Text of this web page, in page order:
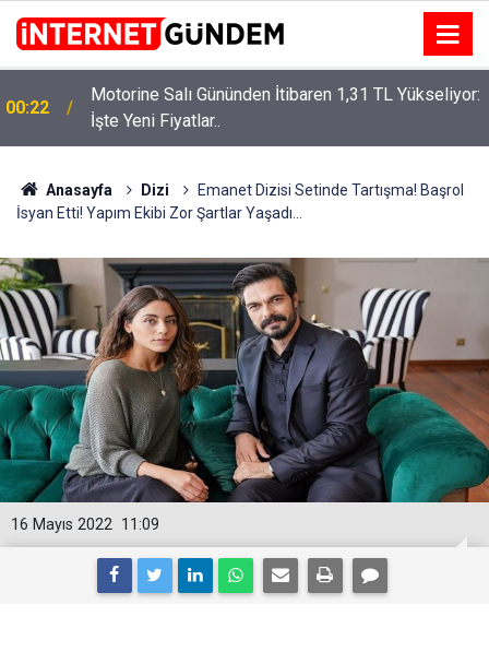
00:22
Motorine Salı Gününden İtibaren 1,31 TL Yükseliyor:
İşte Yeni Fiyatlar..
Anasayfa Dizi
Emanet Dizisi Setinde Tartışma! Başrol
İsyan Etti! Yapım Ekibi Zor Şartlar Yaşadı…
11:09
16 Mayıs 2022